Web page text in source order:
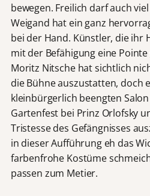
bewegen. Freilich darf auch
Weigand hat ein ganz
bei der Hand. Künstler, die ihr
mit der Befähigung eine
Moritz Nitsche hat sichtlich
die Bühne auszustatten, doch
kleinbürgerlich beengten
Gartenfest bei Prinz Orlofsky
Tristesse des Gefängnisses
in dieser Aufführung eh das
farbenfrohe Kostüme
passen zum Metier.